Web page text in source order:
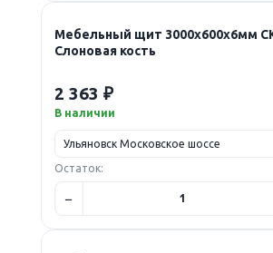
Мебельный щит 3000х600х6мм
Слоновая кость
2 363 ₽
В наличии
Остаток: